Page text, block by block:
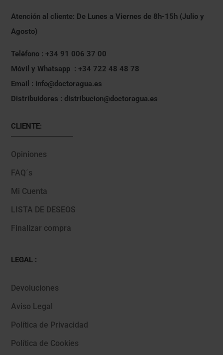
Atención al cliente: De Lunes a Viernes de 8h-15h (Julio y
Agosto)
Teléfono : +34 91 006 37 00
Móvil y Whatsapp : +34 722 48 48 78
Email : info@doctoragua.es
Distribuidores : distribucion@doctoragua.es
CLIENTE:
Opiniones
FAQ´s
Mi Cuenta
LISTA DE DESEOS
Finalizar compra
LEGAL :
Devoluciones
Aviso Legal
Política de Privacidad
Política de Cookies